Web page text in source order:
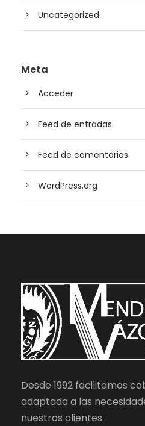
Uncategorized
Meta
Acceder
Feed de entradas
Feed de comentarios
WordPress.org
Desde 1992 facilitamos
adaptada a las
nuestros clientes